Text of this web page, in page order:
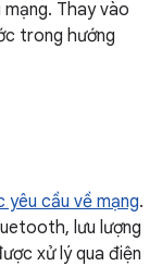
mạng. Thay vào
trong hướng
yêu cầu về mạng.
lưu lượng
xử lý qua điện